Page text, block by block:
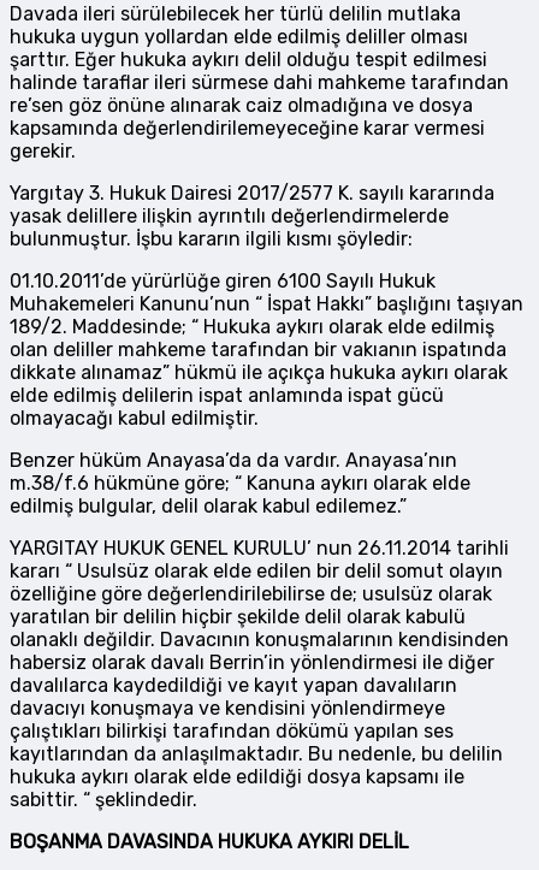
Davada ileri sürülebilecek her türlü delilin mutlaka
hukuka uygun yollardan elde edilmiş deliller olması
şarttır. Eğer hukuka aykırı delil olduğu tespit edilmesi
halinde taraflar ileri sürmese dahi mahkeme tarafından
re’sen göz önüne alınarak caiz olmadığına ve dosya
kapsamında değerlendirilemeyeceğine karar vermesi
gerekir.
Yargıtay 3. Hukuk Dairesi 2017/2577 K. sayılı kararında
yasak delillere ilişkin ayrıntılı değerlendirmelerde
bulunmuştur. İşbu kararın ilgili kısmı şöyledir:
01.10.2011’de yürürlüğe giren 6100 Sayılı Hukuk
Muhakemeleri Kanunu’nun “ İspat Hakkı” başlığını taşıyan
189/2. Maddesinde; “ Hukuka aykırı olarak elde edilmiş
olan deliller mahkeme tarafından bir vakıanın ispatında
dikkate alınamaz” hükmü ile açıkça hukuka aykırı olarak
elde edilmiş delilerin ispat anlamında ispat gücü
olmayacağı kabul edilmiştir.
Benzer hüküm Anayasa’da da vardır. Anayasa’nın
m.38/f.6 hükmüne göre; “ Kanuna aykırı olarak elde
edilmiş bulgular, delil olarak kabul edilemez.”
YARGITAY HUKUK GENEL KURULU’ nun 26.11.2014 tarihli
kararı “ Usulsüz olarak elde edilen bir delil somut olayın
özelliğine göre değerlendirilebilirse de; usulsüz olarak
yaratılan bir delilin hiçbir şekilde delil olarak kabulü
olanaklı değildir. Davacının konuşmalarının kendisinden
habersiz olarak davalı Berrin’in yönlendirmesi ile diğer
davalılarca kaydedildiği ve kayıt yapan davalıların
davacıyı konuşmaya ve kendisini yönlendirmeye
çalıştıkları bilirkişi tarafından dökümü yapılan ses
kayıtlarından da anlaşılmaktadır. Bu nedenle, bu delilin
hukuka aykırı olarak elde edildiği dosya kapsamı ile
sabittir. “ şeklindedir.
BOŞANMA DAVASINDA HUKUKA AYKIRI DELİL